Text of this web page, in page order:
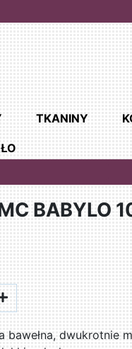
TKANINY
BABYLO
bawełna, dwukrotnie